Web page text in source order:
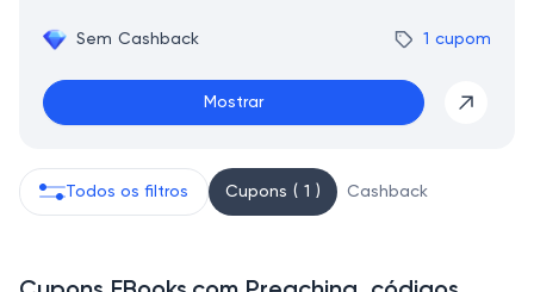
Sem Cashback 1 cupom
Mostrar
Todos os filtros Cupons ( 1 ) Cashback